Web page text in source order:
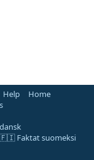
Help
Home
🇫🇮 Faktat suomeksi